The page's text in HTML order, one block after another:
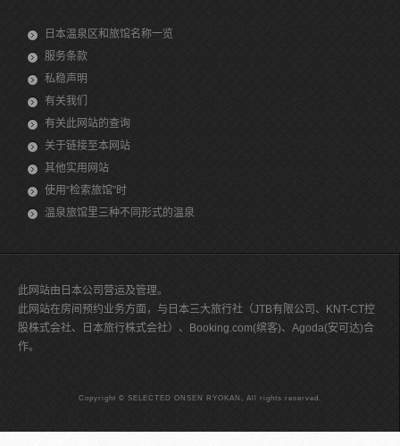
日本温泉区和旅馆名称一览
服务条款
私稳声明
有关我们
有关此网站的查询
关于链接至本网站
其他实用网站
使用“检索旅馆”时
温泉旅馆里三种不同形式的温泉
此网站由日本公司营运及管理。
此网站在房间预约业务方面，与日本三大旅行社（JTB有限公司、KNT-CT控
股株式会社、日本旅行株式会社）、Booking.com(缤客)、Agoda(安可达)合
作。
Copyright © SELECTED ONSEN RYOKAN, All rights reserved.